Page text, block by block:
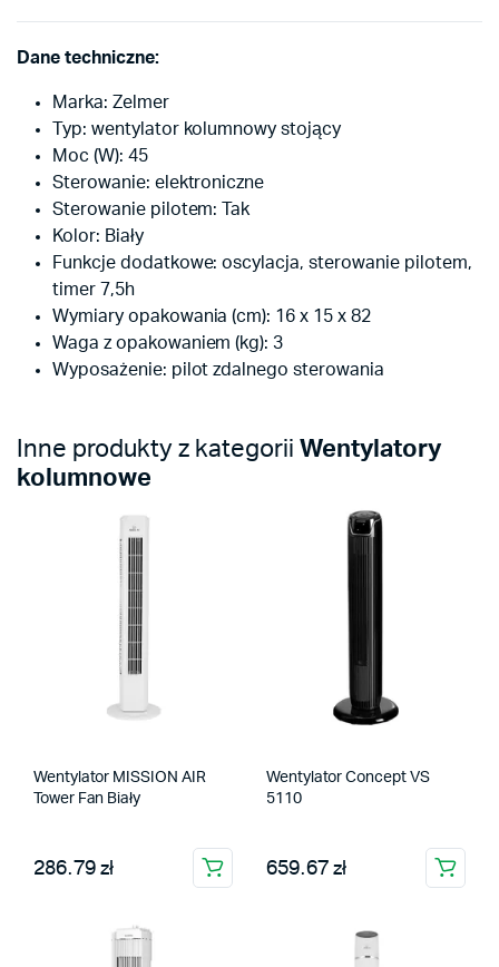
Dane techniczne:
Marka: Zelmer
Typ: wentylator kolumnowy stojący
Moc (W): 45
Sterowanie: elektroniczne
Sterowanie pilotem: Tak
Kolor: Biały
Funkcje dodatkowe: oscylacja, sterowanie pilotem,
timer 7,5h
Wymiary opakowania (cm): 16 x 15 x 82
Waga z opakowaniem (kg): 3
Wyposażenie: pilot zdalnego sterowania
Inne produkty z kategorii Wentylatory
kolumnowe
Wentylator MISSION AIR
Tower Fan Biały
286.79 zł
Wentylator Concept VS
5110
659.67 zł